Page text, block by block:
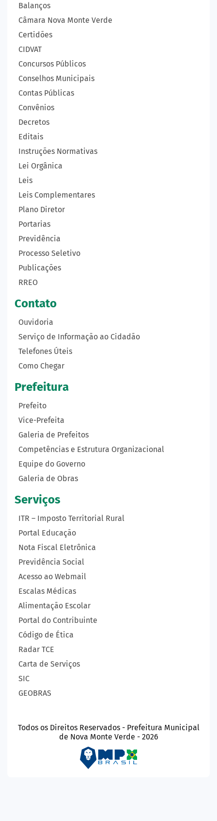
Balanços
Câmara Nova Monte Verde
Certidões
CIDVAT
Concursos Públicos
Conselhos Municipais
Contas Públicas
Convênios
Decretos
Editais
Instruções Normativas
Lei Orgânica
Leis
Leis Complementares
Plano Diretor
Portarias
Previdência
Processo Seletivo
Publicações
RREO
Contato
Ouvidoria
Serviço de Informação ao Cidadão
Telefones Úteis
Como Chegar
Prefeitura
Prefeito
Vice-Prefeita
Galeria de Prefeitos
Competências e Estrutura Organizacional
Equipe do Governo
Galeria de Obras
Serviços
ITR – Imposto Territorial Rural
Portal Educação
Nota Fiscal Eletrônica
Previdência Social
Acesso ao Webmail
Escalas Médicas
Alimentação Escolar
Portal do Contribuinte
Código de Ética
Radar TCE
Carta de Serviços
SIC
GEOBRAS
Todos os Direitos Reservados - Prefeitura Municipal
de Nova Monte Verde - 2026